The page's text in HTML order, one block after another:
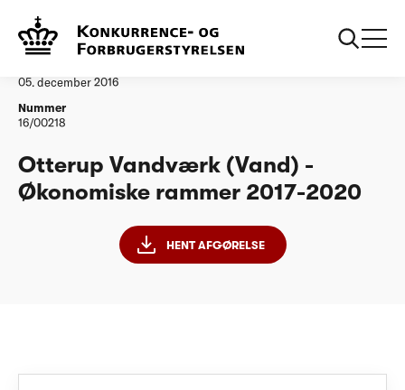
Vandtilsyn
05. december 2016
Nummer
16/00218
Otterup Vandværk (Vand) -
Økonomiske rammer 2017-2020
HENT AFGØRELSE